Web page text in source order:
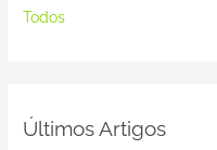
Todos
Últimos Artigos